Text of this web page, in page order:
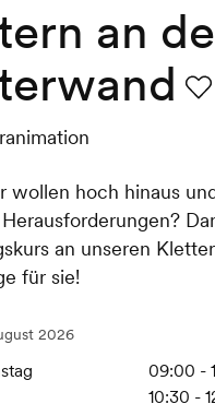
an
wollen hoch hinaus
an unseren
für sie!
2026
09:00 -
10:30 -